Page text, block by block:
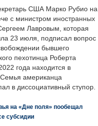
США Марко Рубио на
с министром иностранных
Лавровым, которая
23 июля, подписал вопрос
бывшего
пехотинца Роберта
года находится в
американца
в диссоциативный ступор.
на «Дне поля» пообещал
субсидии